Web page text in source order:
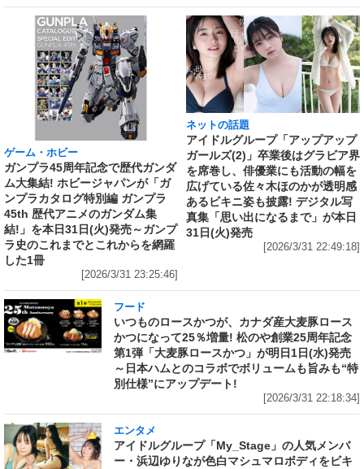
ゲーム・ホビー
ガンプラ45周年記念で歴代ガンダ
ム大集結! ホビージャパンが「ガ
ンプラカタログ特別編 ガンプラ
45th 歴代アニメのガンダム集
結!」を本日31日(火)発売～ガンプ
ラ史のこれまでとこれからを網羅
した1冊
[2026/3/31 23:25:46]
ネットの話題
アイドルグループ「アップアップ
ガールズ(2)」卒業後はグラビア界
を席巻し、俳優業にも活動の幅を
広げている佐々木ほのかが透明感
あるビキニ姿も披露! デジタル写
真集「思い出になるまで」が本日
31日(火)発売
[2026/3/31 22:49:18]
フード
いつものロースかつが、カナダ産大麦豚ロース
かつになって25％増量! 松のや創業25周年記念
第1弾「大麦豚ロースかつ」が明日1日(水)発売
～日本ハムとのコラボでボリュームも旨みも“特
別仕様”にアップデート!
[2026/3/31 22:18:34]
エンタメ
アイドルグループ「My_Stage」の人気メンバ
ー・浜辺ゆりなが色白マシュマロボディをビキ